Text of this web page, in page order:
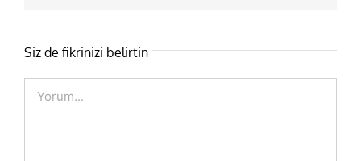
Siz de fikrinizi belirtin